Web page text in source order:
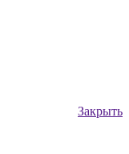
Закрыть